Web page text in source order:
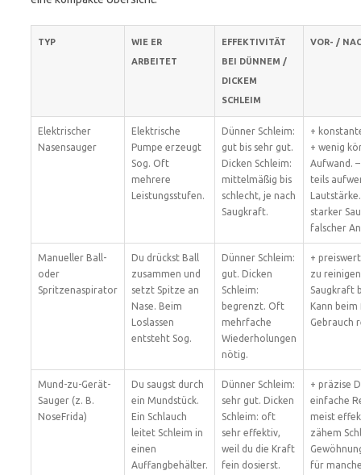
TYP
WIE ER
ARBEITET
EFFEKTIVITÄT
BEI DÜNNEM /
DICKEM
SCHLEIM
VOR- /
Elektrischer
Nasensauger
Elektrische
Pumpe erzeugt
Sog. Oft
mehrere
Leistungsstufen.
Dünner Schleim:
gut bis sehr gut.
Dicken Schleim:
mittelmäßig bis
schlecht, je nach
Saugkraft.
+
+ wenig
Aufwand.
teils
starker
falscher
Manueller Ball-
oder
Spritzenaspirator
Du drückst Ball
zusammen und
setzt Spitze an
Nase. Beim
Loslassen
entsteht Sog.
Dünner Schleim:
gut. Dicken
Schleim:
begrenzt. Oft
mehrfache
Wiederholungen
nötig.
+
zu
Saugkraft
Kann beim
Gebrauch
Mund-zu-Gerät-
Sauger (z. B.
NoseFrida)
Du saugst durch
ein Mundstück.
Ein Schlauch
leitet Schleim in
einen
Auffangbehälter.
Dünner Schleim:
sehr gut. Dicken
Schleim: oft
sehr effektiv,
weil du die Kraft
fein dosierst.
+ präzise
einfache
meist
zähem
für